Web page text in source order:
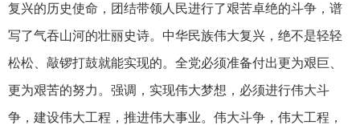
复兴的历史使命，团结带领人民进行了艰苦卓绝的斗争，谱
写了气吞山河的壮丽史诗。中华民族伟大复兴，绝不是轻轻
松松、敲锣打鼓就能实现的。全党必须准备付出更为艰巨、
更为艰苦的努力。强调，实现伟大梦想，必须进行伟大斗
争，建设伟大工程，推进伟大事业。伟大斗争，伟大工程，